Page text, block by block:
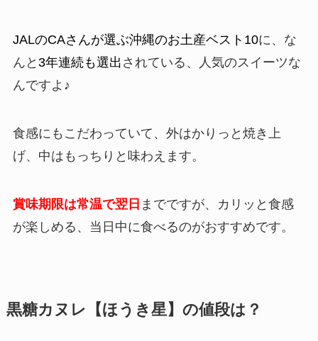
JALのCAさんが選ぶ沖縄のお土産ベスト10に、な
んと 3年連続も選出 されている、人気のスイーツな
んですよ♪
食感にもこだわっていて、外はかりっと焼き上
げ、中はもっちりと味わえます。
賞味期限は常温で翌日 までですが、カリッと食感
が楽しめる、当日中に食べるのがおすすめです。
黒糖カヌレ【ほうき星】の値段は？